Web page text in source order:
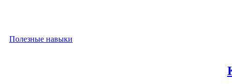
Полезные навыки